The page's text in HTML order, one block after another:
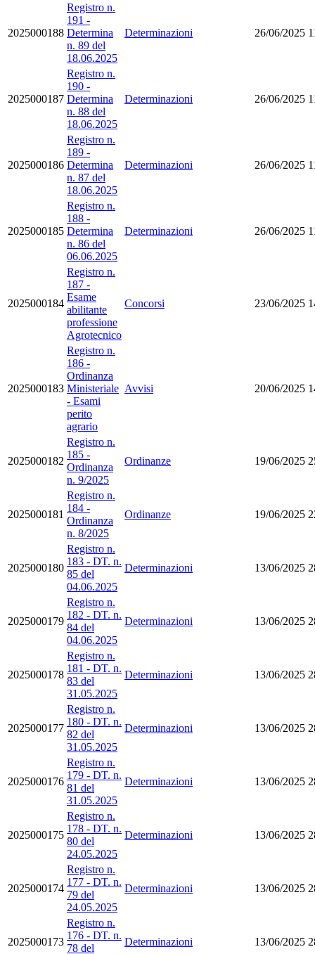
2025000188
Registro n.
191 -
Determina
n. 89 del
18.06.2025
Determinazioni 26/06/2025
2025000187
Registro n.
190 -
Determina
n. 88 del
18.06.2025
Determinazioni 26/06/2025
2025000186
Registro n.
189 -
Determina
n. 87 del
18.06.2025
Determinazioni 26/06/2025
2025000185
Registro n.
188 -
Determina
n. 86 del
06.06.2025
Determinazioni 26/06/2025
2025000184
Registro n.
187 -
Esame
abilitante
professione
Agrotecnico
Concorsi 23/06/2025
2025000183
Registro n.
186 -
Ordinanza
Ministeriale
- Esami
perito
agrario
Avvisi 20/06/2025
2025000182
Registro n.
185 -
Ordinanza
n. 9/2025
Ordinanze 19/06/2025
2025000181
Registro n.
184 -
Ordinanza
n. 8/2025
Ordinanze 19/06/2025
2025000180
Registro n.
183 - DT. n.
85 del
04.06.2025
Determinazioni 13/06/2025
2025000179
Registro n.
182 - DT. n.
84 del
04.06.2025
Determinazioni 13/06/2025
2025000178
Registro n.
181 - DT. n.
83 del
31.05.2025
Determinazioni 13/06/2025
2025000177
Registro n.
180 - DT. n.
82 del
31.05.2025
Determinazioni 13/06/2025
2025000176
Registro n.
179 - DT. n.
81 del
31.05.2025
Determinazioni 13/06/2025
2025000175
Registro n.
178 - DT. n.
80 del
24.05.2025
Determinazioni 13/06/2025
2025000174
Registro n.
177 - DT. n.
79 del
24.05.2025
Determinazioni 13/06/2025
2025000173
Registro n.
176 - DT. n.
78 del
Determinazioni 13/06/2025